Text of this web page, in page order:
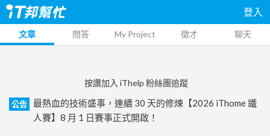
登入
文章 問答 My Project 徵才 聊天
按讚加入 iThelp 粉絲團追蹤
公告
最熱血的技術盛事，連續 30 天的修煉【2026 iThome 鐵
人賽】8 月 1 日賽事正式開啟！